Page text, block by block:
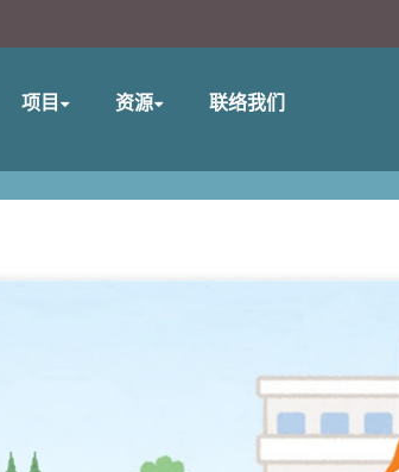
项目 资源 联络我们